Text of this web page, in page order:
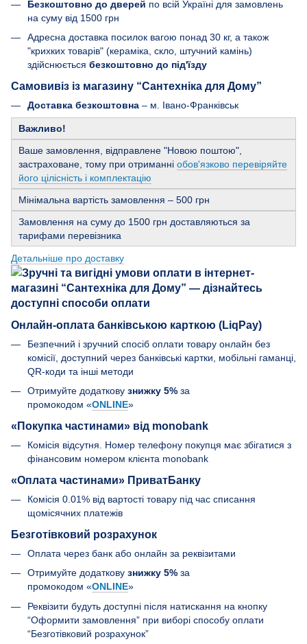
Безкоштовно до дверей по всій Україні для замовлень
на суму від 1500 грн
Адресна доставка посилок вагою понад 30 кг, а також
"крихких товарів" (кераміка, скло, штучний камінь)
здійснюється безкоштовно до під'їзду
Самовивіз із магазину “Сантехніка для Дому”
Доставка безкоштовна – м. Івано-Франківськ
Важливо!
Ваше замовлення, відправлене "Новою поштою",
застраховане, тому при отриманні обов'язково перевіряйте
його цілісність і комплектацію
Мінімальна вартість замовлення – 500 грн
Замовлення на суму до 1500 грн доставляються за
тарифами перевізника
Детальніше про доставку
Онлайн-оплата банківською карткою (LiqPay)
Безпечний і зручний спосіб оплати товару онлайн без
комісії, доступний через банківські картки, мобільні гаманці,
QR-коди та інші методи
Отримуйте додаткову знижку 5% за
промокодом «ONLINE»
«Покупка частинами» від monobank
Комісія відсутня. Номер телефону покупця має збігатися з
фінансовим номером клієнта monobank
«Оплата частинами» ПриватБанку
Комісія 0.01% від вартості товару під час списання
щомісячних платежів
Безготівковий розрахунок
Оплата через банк або онлайн за реквізитами
Отримуйте додаткову знижку 5% за
промокодом «ONLINE»
Реквізити будуть доступні після натискання на кнопку
“Оформити замовлення” при виборі способу оплати
“Безготівковий розрахунок”